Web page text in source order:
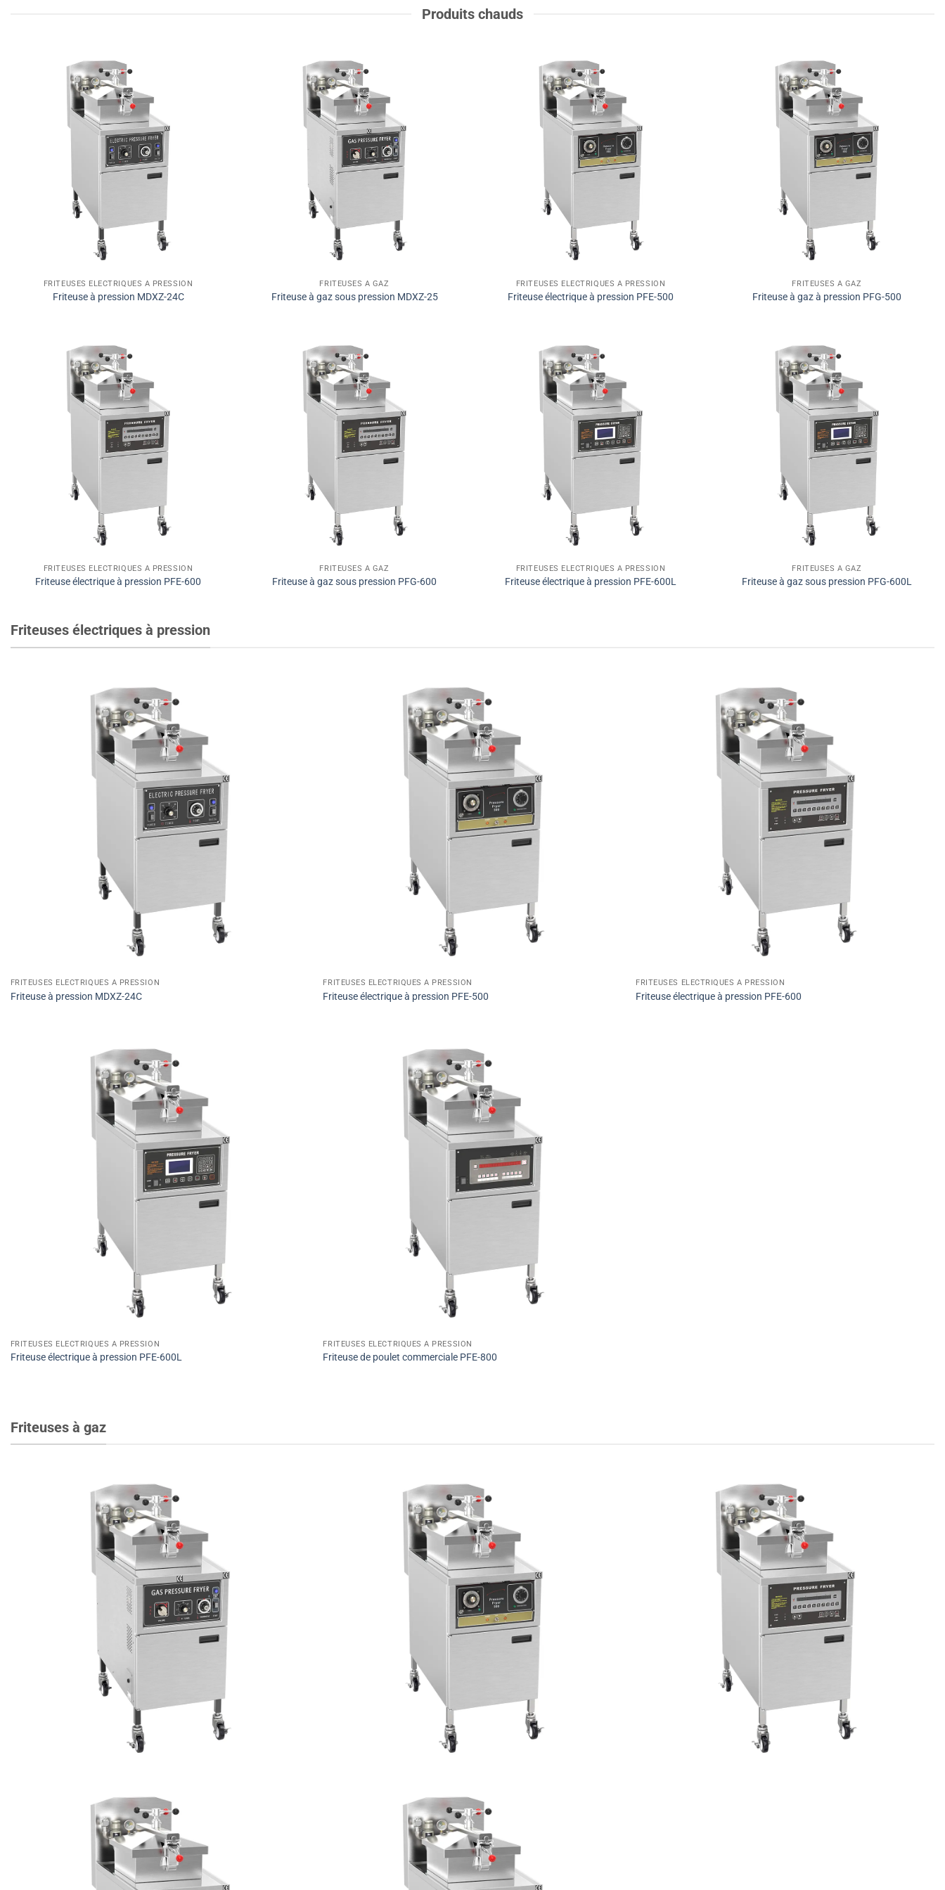
Produits chauds
FRITEUSES ÉLECTRIQUES À PRESSION
Friteuse à pression MDXZ-24C
FRITEUSES À GAZ
Friteuse à gaz sous pression MDXZ-25
FRITEUSES ÉLECTRIQUES À PRESSION
Friteuse électrique à pression PFE-500
FRITEUSES À GAZ
Friteuse à gaz à pression PFG-500
FRITEUSES ÉLECTRIQUES À PRESSION
Friteuse électrique à pression PFE-600
FRITEUSES À GAZ
Friteuse à gaz sous pression PFG-600
FRITEUSES ÉLECTRIQUES À PRESSION
Friteuse électrique à pression PFE-600L
FRITEUSES À GAZ
Friteuse à gaz sous pression PFG-600L
Friteuses électriques à pression
FRITEUSES ÉLECTRIQUES À PRESSION
Friteuse à pression MDXZ-24C
FRITEUSES ÉLECTRIQUES À PRESSION
Friteuse électrique à pression PFE-500
FRITEUSES ÉLECTRIQUES À PRESSION
Friteuse électrique à pression PFE-600
FRITEUSES ÉLECTRIQUES À PRESSION
Friteuse électrique à pression PFE-600L
FRITEUSES ÉLECTRIQUES À PRESSION
Friteuse de poulet commerciale PFE-800
Friteuses à gaz